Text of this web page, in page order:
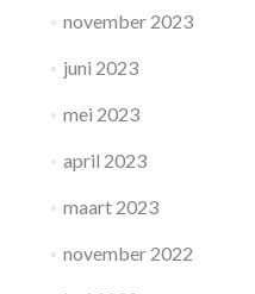
november 2023
juni 2023
mei 2023
april 2023
maart 2023
november 2022